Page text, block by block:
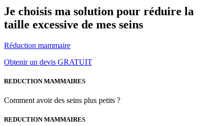
Je choisis ma solution pour réduire la
taille excessive de mes seins
Réduction mammaire
Obtenir un devis GRATUIT
REDUCTION MAMMAIRES
Comment avoir des seins plus petits ?
REDUCTION MAMMAIRES